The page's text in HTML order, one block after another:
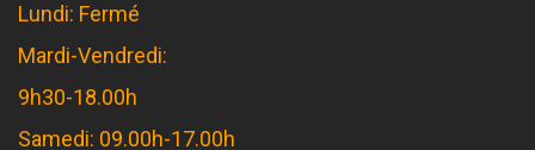
Lundi: Fermé
Mardi-Vendredi:
9h30-18.00h
Samedi: 09.00h-17.00h